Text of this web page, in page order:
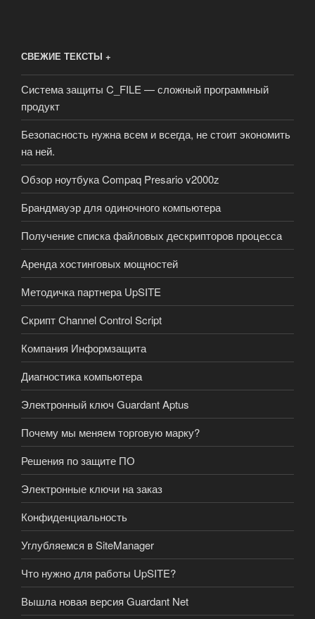
СВЕЖИЕ ТЕКСТЫ +
Система защиты C_FILE — сложный программный
продукт
Безопасность нужна всем и всегда, не стоит экономить
на ней.
Обзор ноутбука Compaq Presario v2000z
Брандмауэр для одиночного компьютера
Получение списка файловых дескрипторов процесса
Аренда хостинговых мощностей
Методичка партнера UpSITE
Скрипт Channel Control Script
Компания Информзащита
Диагностика компьютера
Электронный ключ Guardant Aptus
Почему мы меняем торговую марку?
Решения по защите ПО
Электронные ключи на заказ
Конфиденциальность
Углубляемся в SiteManager
Что нужно для работы UpSITE?
Вышла новая версия Guardant Net